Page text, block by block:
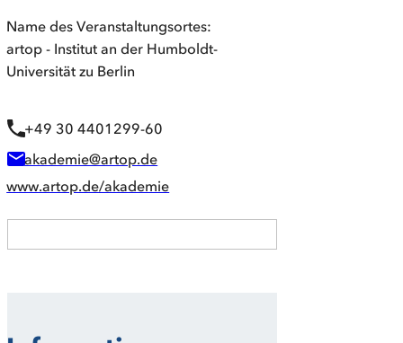
Name des Veranstaltungsortes:
artop - Institut an der Humboldt-
Universität zu Berlin
+49 30 4401299-60
akademie@artop.de
www.artop.de/akademie